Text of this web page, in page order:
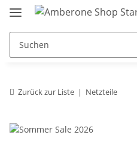
Zurück zur Liste Netzteile